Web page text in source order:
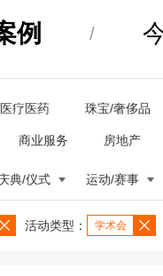
例 /
医疗医药 珠宝/奢侈品
商业服务 房地产
典/仪式 运动/赛事
活动类型： 学术会